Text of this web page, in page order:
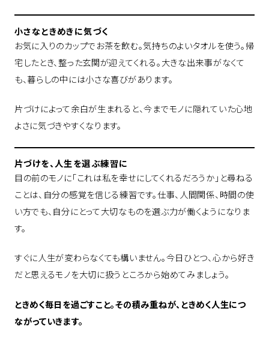
小さなときめきに気づく
お気に入りのカップでお茶を飲む。気持ちのよいタオルを使う。帰
宅したとき、整った玄関が迎えてくれる。大きな出来事がなくて
も、暮らしの中には小さな喜びがあります。
片づけによって余白が生まれると、今までモノに隠れていた心地
よさに気づきやすくなります。
片づけを、人生を選ぶ練習に
目の前のモノに「これは私を幸せにしてくれるだろうか」と尋ねる
ことは、自分の感覚を信じる練習です。仕事、人間関係、時間の使
い方でも、自分にとって大切なものを選ぶ力が働くようになりま
す。
すぐに人生が変わらなくても構いません。今日ひとつ、心から好き
だと思えるモノを大切に扱うところから始めてみましょう。
ときめく毎日を過ごすこと。その積み重ねが、ときめく人生につ
ながっていきます。